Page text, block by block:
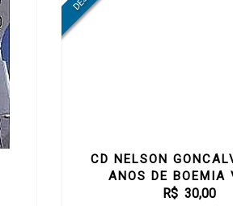
CD NELSON
ANOS DE BOEMIA
R$ 30,00